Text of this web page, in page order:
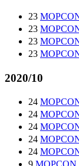
23
23
23
23
2020/10
24
24
24
24
24
9 MOPCON